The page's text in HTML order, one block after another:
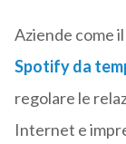
Aziende come
Spotifyda
regolare le
Internet e